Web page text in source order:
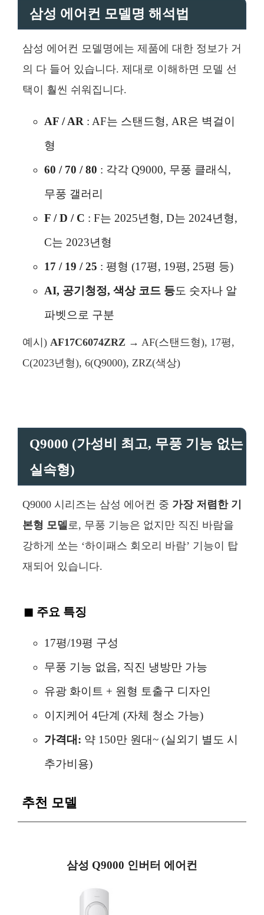
삼성 에어컨 모델명 해석법
삼성 에어컨 모델명에는 제품에 대한 정보가 거
의 다 들어 있습니다. 제대로 이해하면 모델 선
택이 훨씬 쉬워집니다.
AF / AR : AF는 스탠드형, AR은 벽걸이
형
60 / 70 / 80 : 각각 Q9000, 무풍 클래식,
무풍 갤러리
F / D / C : F는 2025년형, D는 2024년형,
C는 2023년형
17 / 19 / 25 : 평형 (17평, 19평, 25평 등)
AI, 공기청정, 색상 코드 등도 숫자나 알
파벳으로 구분
예시) AF17C6074ZRZ → AF(스탠드형), 17평,
C(2023년형), 6(Q9000), ZRZ(색상)
Q9000 (가성비 최고, 무풍 기능 없는
실속형)
Q9000 시리즈는 삼성 에어컨 중 가장 저렴한 기
본형 모델 로, 무풍 기능은 없지만 직진 바람을
강하게 쏘는 ‘하이패스 회오리 바람’ 기능이 탑
재되어 있습니다.
주요 특징
17평/19평 구성
무풍 기능 없음, 직진 냉방만 가능
유광 화이트 + 원형 토출구 디자인
이지케어 4단계 (자체 청소 가능)
가격대: 약 150만 원대~ (실외기 별도 시
추가비용)
추천 모델
삼성 Q9000 인버터 에어컨